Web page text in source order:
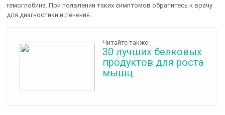
гемоглобина. При появлении таких симптомов обратитесь к врачу
для диагностики и лечения.
Читайте также:
30 лучших белковых
продуктов для роста
мышц